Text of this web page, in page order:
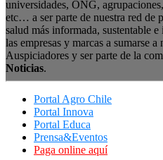
universidades, ONG,
etc… a ser parte de nuestra red de
salud más informada, sustentable
las empresas y marcas a sumarse
Auspiciadores y ser parte de la
Noticias.
Portal Agro Chile
Portal Innova
Portal Educa
Prensa&Eventos
Paga online aquí